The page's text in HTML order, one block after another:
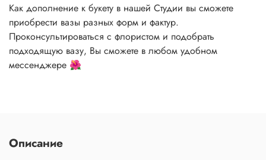
Как дополнение к букету в нашей Студии вы сможете
приобрести вазы разных форм и фактур.
Проконсультироваться с флористом и подобрать
подходящую вазу, Вы сможете в любом удобном
мессенджере 🌺
Описание